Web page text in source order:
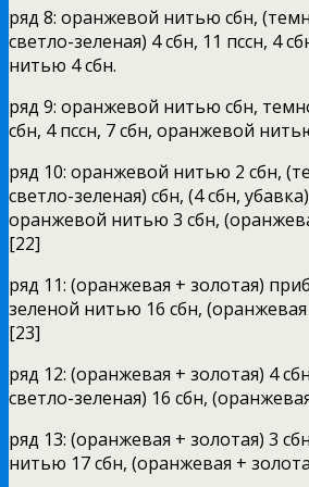
ряд 8: оранжевой нитью сбн,
светло-зеленая) 4 сбн, 11 пссн, 4
нитью 4 сбн.
ряд 9: оранжевой нитью сбн,
сбн, 4 пссн, 7 сбн, оранжевой
ряд 10: оранжевой нитью 2 сбн,
светло-зеленая) сбн, (4 сбн,
оранжевой нитью 3 сбн,
[22]
ряд 11: (оранжевая + золотая)
зеленой нитью 16 сбн, (оранжевая
[23]
ряд 12: (оранжевая + золотая) 4
светло-зеленая) 16 сбн,
ряд 13: (оранжевая + золотая) 3
нитью 17 сбн, (оранжевая +